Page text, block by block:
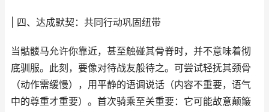
| 四、达成默契：共同行动巩固纽带
当骷髅马允许你靠近，甚至触碰其骨脊时，并不意味着彻
底驯服。此刻，要像对待战友般待之。可尝试轻抚其颈骨
（动作需缓慢），用平静的语调说话（内容不重要，语气
中的尊重才重要）。首次骑乘至关重要：它可能故意颠簸